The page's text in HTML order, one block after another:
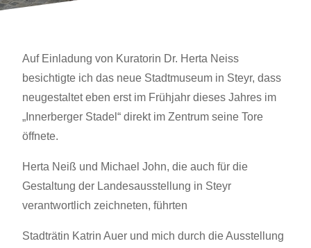
Auf Einladung von Kuratorin Dr. Herta Neiss
besichtigte ich das neue Stadtmuseum in Steyr, dass
neugestaltet eben erst im Frühjahr dieses Jahres im
„Innerberger Stadel“ direkt im Zentrum seine Tore
öffnete.
Herta Neiß und Michael John, die auch für die
Gestaltung der Landesausstellung in Steyr
verantwortlich zeichneten, führten
Stadträtin Katrin Auer und mich durch die Ausstellung